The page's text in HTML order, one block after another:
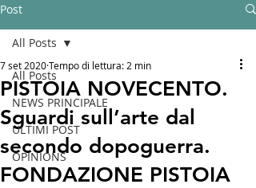
Post
All Posts
NEWS PRINCIPALE
ULTIMI POST
OPINIONS
All Posts
PISTOIA NOVECENTO.
Sguardi sull’arte dal
secondo dopoguerra.
FONDAZIONE PISTOIA
7 set 2020Tempo di lettura: 2 min